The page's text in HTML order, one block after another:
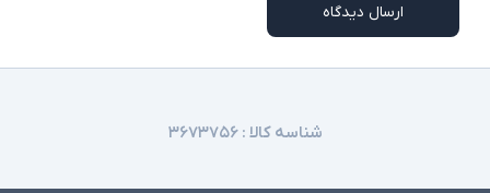
ارسال دیدگاه
شناسه کالا :۳۶۷۳۷۵۶